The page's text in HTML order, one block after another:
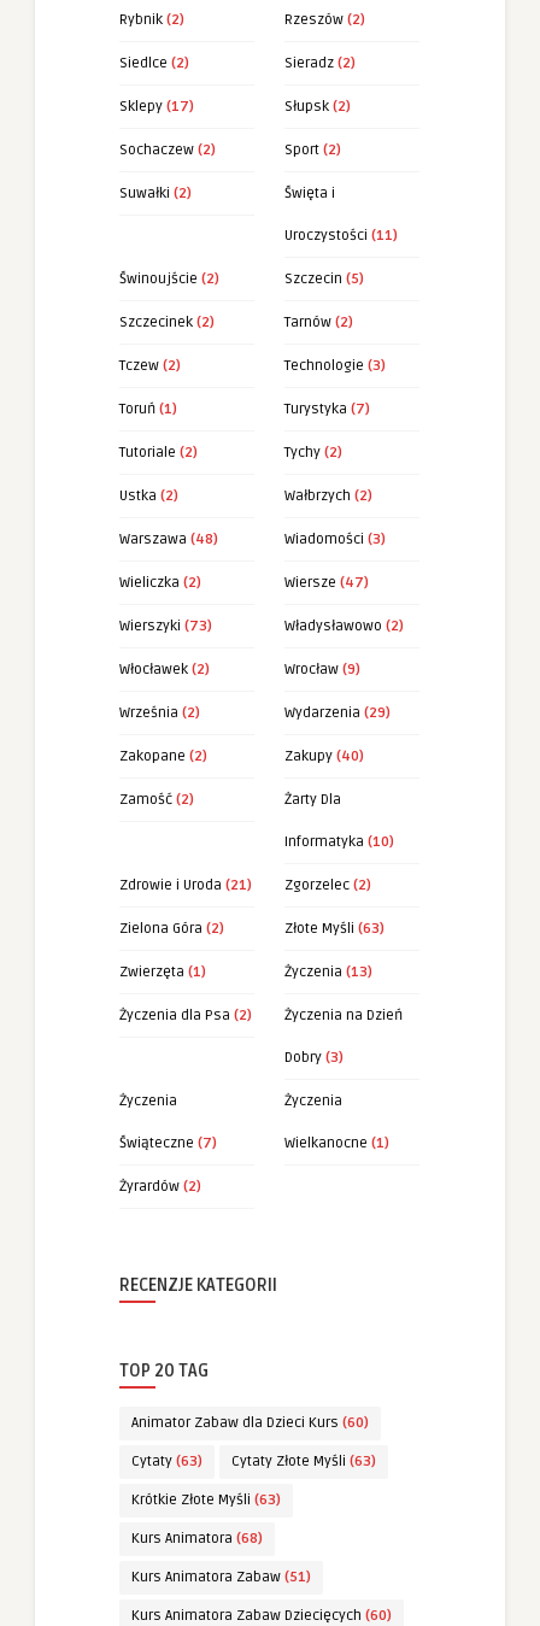
Rybnik (2) Rzeszów (2)
Siedlce (2) Sieradz (2)
Sklepy (17) Słupsk (2)
Sochaczew (2) Sport (2)
Suwałki (2) Święta i
Uroczystości (11)
Świnoujście (2) Szczecin (5)
Szczecinek (2) Tarnów (2)
Tczew (2) Technologie (3)
Toruń (1) Turystyka (7)
Tutoriale (2) Tychy (2)
Ustka (2) Wałbrzych (2)
Warszawa (48) Wiadomości (3)
Wieliczka (2) Wiersze (47)
Wierszyki (73) Władysławowo (2)
Włocławek (2) Wrocław (9)
Września (2) Wydarzenia (29)
Zakopane (2) Zakupy (40)
Zamość (2) Żarty Dla
Informatyka (10)
Zdrowie i Uroda (21) Zgorzelec (2)
Zielona Góra (2) Złote Myśli (63)
Zwierzęta (1) Życzenia (13)
Życzenia dla Psa (2) Życzenia na Dzień
Dobry (3)
Życzenia
Świąteczne (7)
Życzenia
Wielkanocne (1)
Żyrardów (2)
RECENZJE KATEGORII
TOP 20 TAG
Animator Zabaw dla Dzieci Kurs (60)
Cytaty (63) Cytaty Złote Myśli (63)
Krótkie Złote Myśli (63)
Kurs Animatora (68)
Kurs Animatora Zabaw (51)
Kurs Animatora Zabaw Dziecięcych (60)